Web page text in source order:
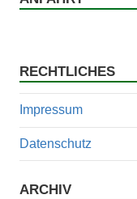
RECHTLICHES
Impressum
Datenschutz
ARCHIV